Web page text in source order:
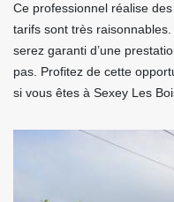
Ce professionnel réalise
tarifs sont très
serez garanti d’une
pas. Profitez de cette
si vous êtes à Sexey Les